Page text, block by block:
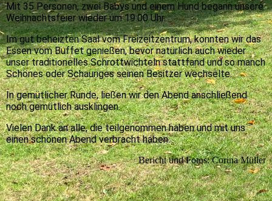
Mit 35 Personen, zwei Babys und einem Hund begann unsere
Weihnachtsfeier wieder um 19:00 Uhr.
Im gut beheizten Saal vom Freizeitzentrum, konnten wir das
Essen vom Buffet genießen, bevor natürlich auch wieder
unser traditionelles Schrottwichteln stattfand und so manch
Schönes oder Schauriges seinen Besitzer wechselte.
In gemütlicher Runde, ließen wir den Abend anschließend
noch gemütlich ausklingen.
Vielen Dank an alle, die teilgenommen haben und mit uns
einen schönen Abend verbracht haben.
Bericht und Fotos: Corina Müller